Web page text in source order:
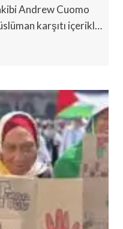
Andrew Cuomo
karşıtı içerikl…